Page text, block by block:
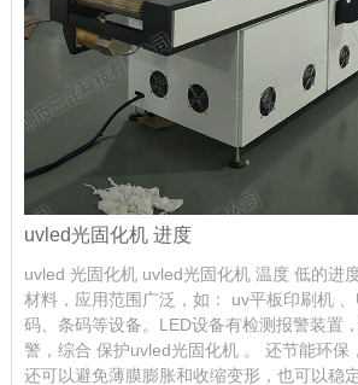
uvled光固化机 进度
uvled 光固化机 uvled光固化机 温度 低的进
材料，应用范围广泛，如： uv平板印刷机
码、条码等设备。LED设备有检测报警装置
警，综合 保护uvled光固化机 。 还节能环保
还可以避免薄膜膨胀和收缩变形，也可以稳